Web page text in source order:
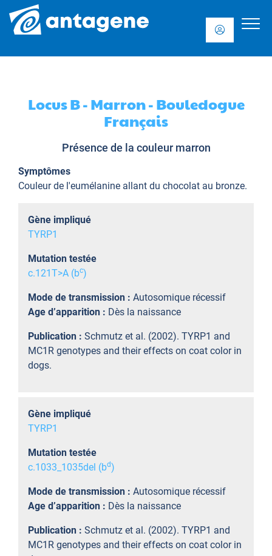
Locus B - Marron - Bouledogue
Français
Présence de la couleur marron
Symptômes
Couleur de l'eumélanine allant du chocolat au bronze.
Gène impliqué
TYRP1
Mutation testée
c.121T>A (bc)
Mode de transmission : Autosomique récessif
Age d’apparition : Dès la naissance
Publication : Schmutz et al. (2002). TYRP1 and
MC1R genotypes and their effects on coat color in
dogs.
Gène impliqué
TYRP1
Mutation testée
c.1033_1035del (bd)
Mode de transmission : Autosomique récessif
Age d’apparition : Dès la naissance
Publication : Schmutz et al. (2002). TYRP1 and
MC1R genotypes and their effects on coat color in